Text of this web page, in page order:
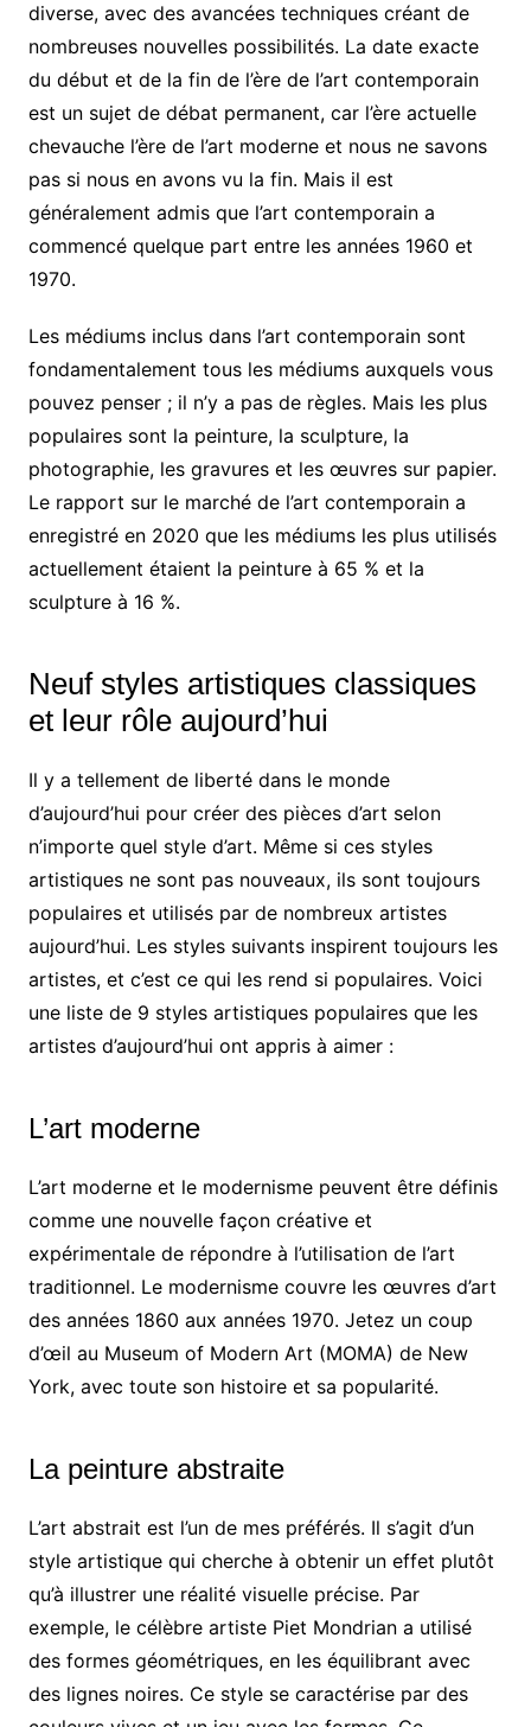
diverse, avec des avancées techniques créant de
nombreuses nouvelles possibilités. La date exacte
du début et de la fin de l’ère de l’art contemporain
est un sujet de débat permanent, car l’ère actuelle
chevauche l’ère de l’art moderne et nous ne savons
pas si nous en avons vu la fin. Mais il est
généralement admis que l’art contemporain a
commencé quelque part entre les années 1960 et
1970.
Les médiums inclus dans l’art contemporain sont
fondamentalement tous les médiums auxquels vous
pouvez penser ; il n’y a pas de règles. Mais les plus
populaires sont la peinture, la sculpture, la
photographie, les gravures et les œuvres sur papier.
Le rapport sur le marché de l’art contemporain a
enregistré en 2020 que les médiums les plus utilisés
actuellement étaient la peinture à 65 % et la
sculpture à 16 %.
Neuf styles artistiques classiques
et leur rôle aujourd’hui
Il y a tellement de liberté dans le monde
d’aujourd’hui pour créer des pièces d’art selon
n’importe quel style d’art. Même si ces styles
artistiques ne sont pas nouveaux, ils sont toujours
populaires et utilisés par de nombreux artistes
aujourd’hui. Les styles suivants inspirent toujours les
artistes, et c’est ce qui les rend si populaires. Voici
une liste de 9 styles artistiques populaires que les
artistes d’aujourd’hui ont appris à aimer :
L’art moderne
L’art moderne et le modernisme peuvent être définis
comme une nouvelle façon créative et
expérimentale de répondre à l’utilisation de l’art
traditionnel. Le modernisme couvre les œuvres d’art
des années 1860 aux années 1970. Jetez un coup
d’œil au Museum of Modern Art (MOMA) de New
York, avec toute son histoire et sa popularité.
La peinture abstraite
L’art abstrait est l’un de mes préférés. Il s’agit d’un
style artistique qui cherche à obtenir un effet plutôt
qu’à illustrer une réalité visuelle précise. Par
exemple, le célèbre artiste Piet Mondrian a utilisé
des formes géométriques, en les équilibrant avec
des lignes noires. Ce style se caractérise par des